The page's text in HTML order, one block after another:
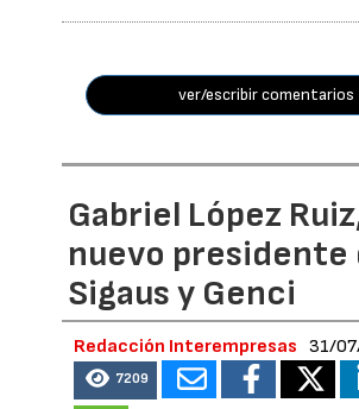
ver/escribir comentarios
Gabriel López
nuevo presidente
Sigaus y Genci
Redacción Interempresas 31/
7209